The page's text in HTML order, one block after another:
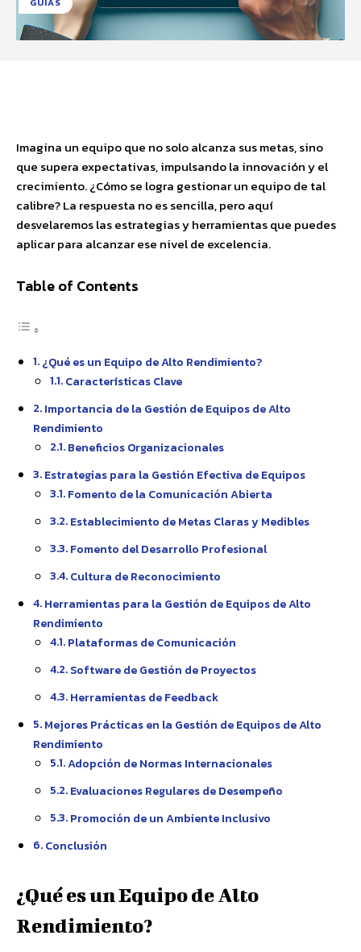
Imagina un equipo que no solo alcanza sus metas, sino
que supera expectativas, impulsando la innovación y el
crecimiento. ¿Cómo se logra gestionar un equipo de tal
calibre? La respuesta no es sencilla, pero aquí
desvelaremos las estrategias y herramientas que puedes
aplicar para alcanzar ese nivel de excelencia.
Table of Contents
¿Qué es un Equipo de Alto Rendimiento?
Características Clave
Importancia de la Gestión de Equipos de Alto
Rendimiento
Beneficios Organizacionales
Estrategias para la Gestión Efectiva de Equipos
Fomento de la Comunicación Abierta
Establecimiento de Metas Claras y Medibles
Fomento del Desarrollo Profesional
Cultura de Reconocimiento
Herramientas para la Gestión de Equipos de Alto
Rendimiento
Plataformas de Comunicación
Software de Gestión de Proyectos
Herramientas de Feedback
Mejores Prácticas en la Gestión de Equipos de Alto
Rendimiento
Adopción de Normas Internacionales
Evaluaciones Regulares de Desempeño
Promoción de un Ambiente Inclusivo
Conclusión
¿Qué es un Equipo de Alto
Rendimiento?